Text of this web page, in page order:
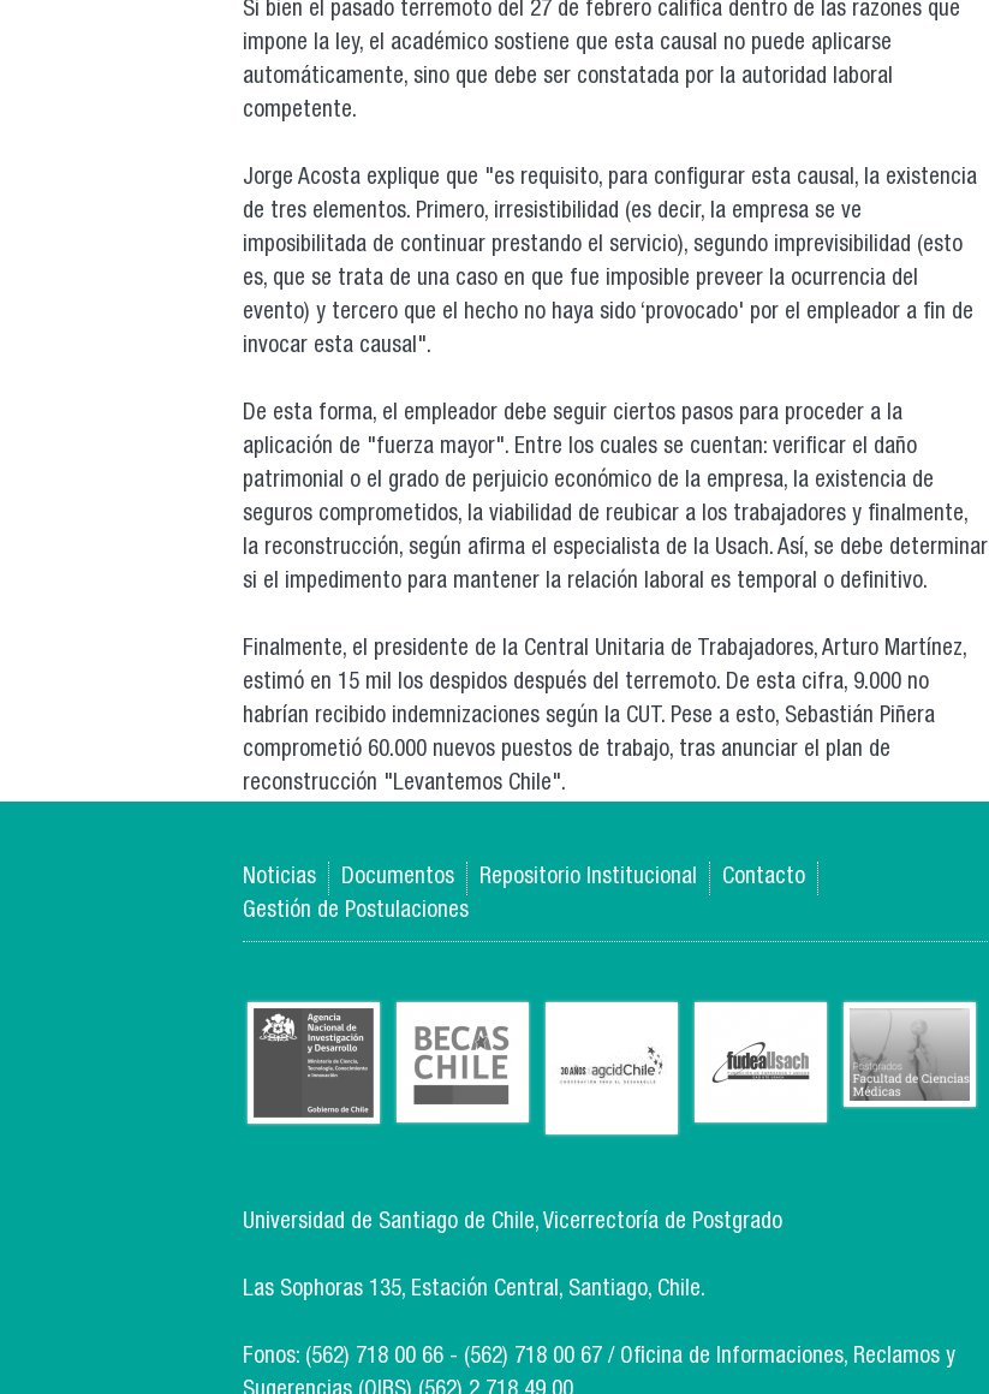
Si bien el pasado terremoto del 27 de febrero califica dentro de las razones que
impone la ley, el académico sostiene que esta causal no puede aplicarse
automáticamente, sino que debe ser constatada por la autoridad laboral
competente.
Jorge Acosta explique que "es requisito, para configurar esta causal, la existencia
de tres elementos. Primero, irresistibilidad (es decir, la empresa se ve
imposibilitada de continuar prestando el servicio), segundo imprevisibilidad (esto
es, que se trata de una caso en que fue imposible preveer la ocurrencia del
evento) y tercero que el hecho no haya sido ‘provocado' por el empleador a fin de
invocar esta causal".
De esta forma, el empleador debe seguir ciertos pasos para proceder a la
aplicación de "fuerza mayor". Entre los cuales se cuentan: verificar el daño
patrimonial o el grado de perjuicio económico de la empresa, la existencia de
seguros comprometidos, la viabilidad de reubicar a los trabajadores y finalmente,
la reconstrucción, según afirma el especialista de la Usach. Así, se debe determinar
si el impedimento para mantener la relación laboral es temporal o definitivo.
Finalmente, el presidente de la Central Unitaria de Trabajadores, Arturo Martínez,
estimó en 15 mil los despidos después del terremoto. De esta cifra, 9.000 no
habrían recibido indemnizaciones según la CUT. Pese a esto, Sebastián Piñera
comprometió 60.000 nuevos puestos de trabajo, tras anunciar el plan de
reconstrucción "Levantemos Chile".
Noticias Documentos Repositorio Institucional
Contacto
Gestión de Postulaciones
Universidad de Santiago de Chile, Vicerrectoría de Postgrado
Las Sophoras 135, Estación Central, Santiago, Chile.
Fonos: (562) 718 00 66 - (562) 718 00 67 / Oficina de Informaciones, Reclamos y